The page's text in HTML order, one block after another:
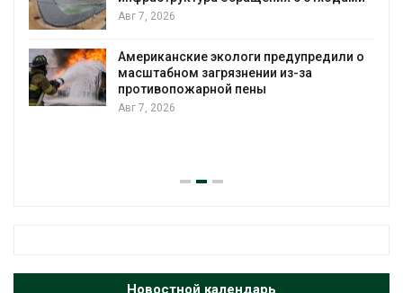
Авг 7, 2026
Американские экологи предупредили о
масштабном загрязнении из-за
противопожарной пены
Авг 7, 2026
Новостной календарь